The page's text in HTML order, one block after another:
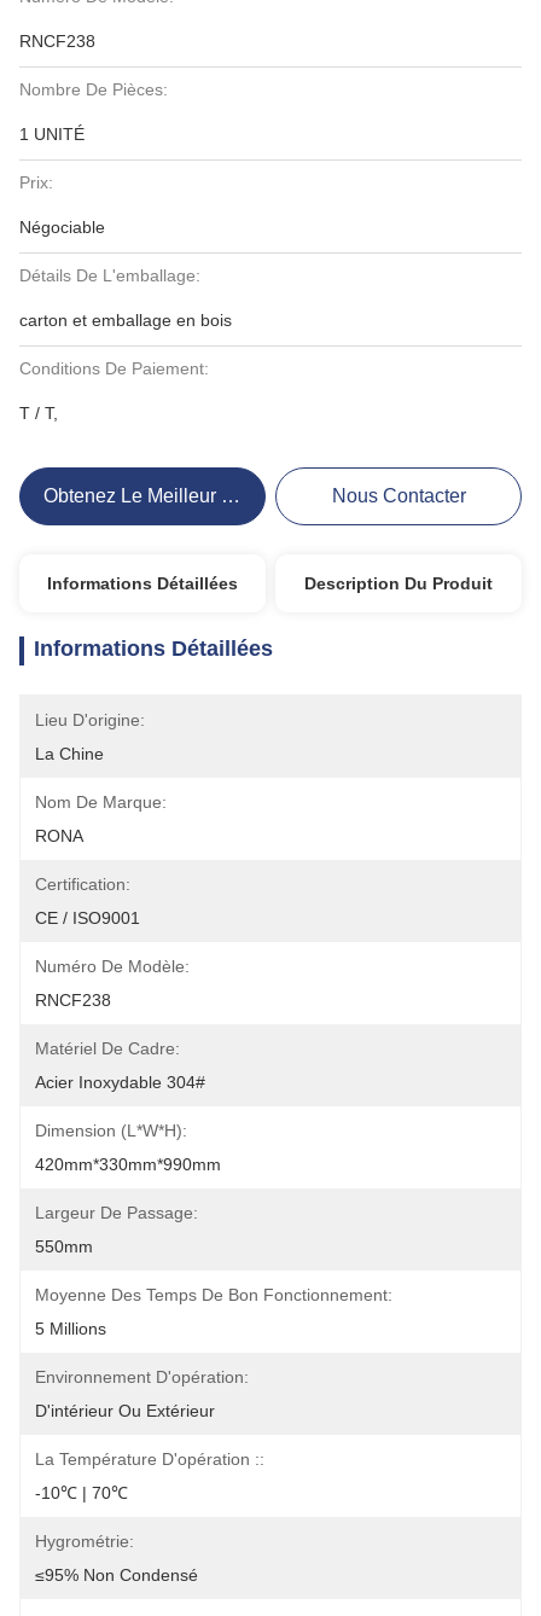
RNCF238
Nombre De Pièces:
1 UNITÉ
Prix:
Négociable
Détails De L'emballage:
carton et emballage en bois
Conditions De Paiement:
T / T,
Obtenez Le Meilleur Prix Nous Contacter
Informations Détaillées Description Du Produit
Informations Détaillées
Lieu D'origine:
La Chine
Nom De Marque:
RONA
Certification:
CE / ISO9001
Numéro De Modèle:
RNCF238
Matériel De Cadre:
Acier Inoxydable 304#
Dimension (l*w*h):
420mm*330mm*990mm
Largeur De Passage:
550mm
Moyenne Des Temps De Bon Fonctionnement:
5 Millions
Environnement D'opération:
D'intérieur Ou Extérieur
La Température D'opération ::
-10℃ | 70℃
Hygrométrie:
≤95% Non Condensé